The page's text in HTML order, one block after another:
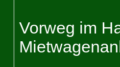
Vorweg im